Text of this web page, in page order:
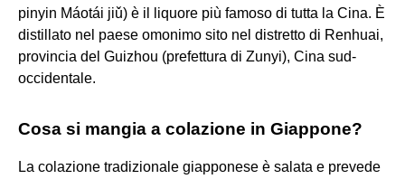
pinyin Máotái jiǔ) è il liquore più famoso di tutta la Cina. È
distillato nel paese omonimo sito nel distretto di Renhuai,
provincia del Guizhou (prefettura di Zunyi), Cina sud-
occidentale.
Cosa si mangia a colazione in Giappone?
La colazione tradizionale giapponese è salata e prevede